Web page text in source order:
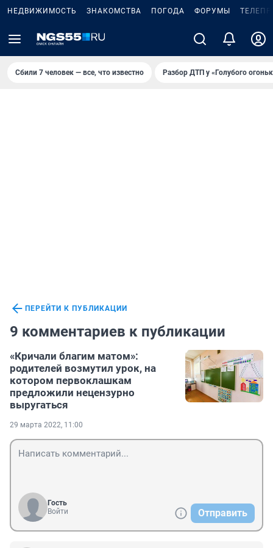
НЕДВИЖИМОСТЬ ЗНАКОМСТВА ПОГОДА ФОРУМЫ
Сбили 7 человек — все, что известно Разбор ДТП у «Голубого
ПЕРЕЙТИ К ПУБЛИКАЦИИ
9 комментариев к публикации
«Кричали благим матом»:
родителей возмутил урок, на
котором первоклашкам
предложили нецензурно
выругаться
29 марта 2022, 11:00
Гость
Войти
Отправить